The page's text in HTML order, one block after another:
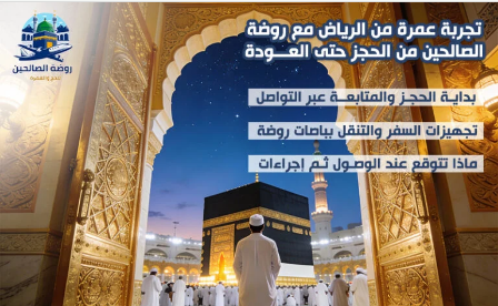
تجربة
عمرة
من
الرياض
مع
روضة
الصالحين
من
الحجز
العودة